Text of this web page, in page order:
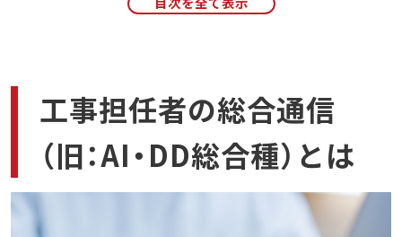
実務経験による科目免除
ある
他の工事担任者の資格をお持ちの方
工事担任者以外の資格をお持ちの方
総合通信（旧：AI・DD総合種）試験の概要
工事担任者の総合通信
（旧：AI・DD総合種）とは